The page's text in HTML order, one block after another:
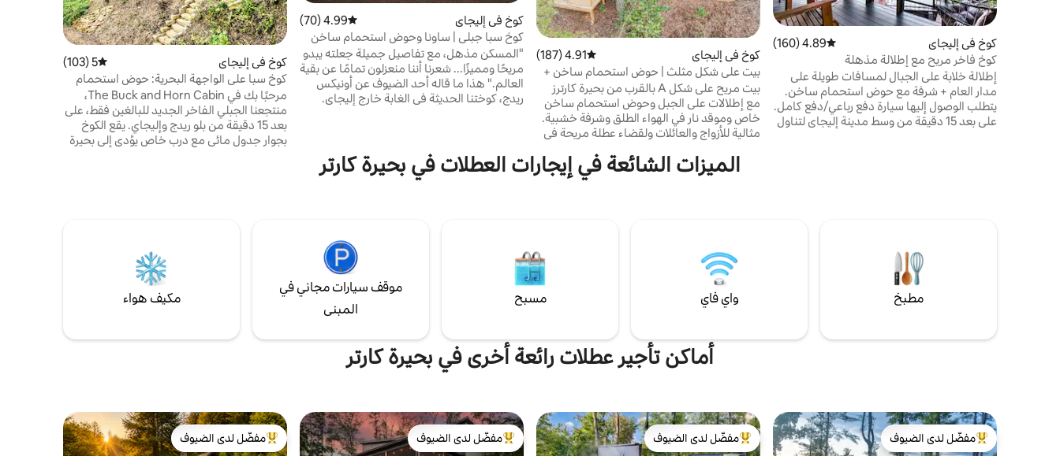
كوخ في إليجاي متوسط التقييم 4.89 من 5، 160 مراجعات
4.89 (160)
كوخ فاخر مريح مع إطلالة مذهلة
إطلالة خلابة على الجبال لمسافات طويلة على
مدار العام + شرفة مع حوض استحمام ساخن.
يتطلب الوصول إليها سيارة دفع رباعي/دفع كامل.
على بعد 15 دقيقة من وسط مدينة إليجاي لتناول
ونموذج التحقق على panoramicparadise dot
كوخ في إليجاي متوسط التقييم 4.91 من 5، 187 مراجعات
4.91 (187)
بيت على شكل مثلث | حوض استحمام ساخن +
موقد نار خارجي | بحيرة كارتربيت مريح على شكل A بالقرب من بحيرة كارترز
مع إطلالات على الجبل وحوض استحمام ساخن
خاص وموقد نار في الهواء الطلق وشرفة خشبية.
مثالية للأزواج والعائلات ولقضاء عطلة مريحة في
استحمام ساخن خاص إطلالات على الجبل موقد
النار سطح مع منطقة لتناول الطعام في الهواء
واحد إلى شاطئ هاريس برانش - شاطئ عائلي
موسمي
كوخ في إليجاي متوسط التقييم 4.99 من 5، 70 مراجعات
4.99 (70)
كوخ سبا جبلي | ساونا وحوض استحمام ساخن
وموقد نار خارجي
"المسكن مذهل، مع تفاصيل جميلة جعلته يبدو
مريحًا ومميزًا... شعرنا أننا منعزلون تمامًا عن بقية
العالم." هذا ما قاله أحد الضيوف عن أونيكس
ريدج، كوختنا الحديثة في الغابة خارج إليجاي.
المتوهجة تحت الأضواء المتسلسلة. يتسع لستة
أشخاص: غرفتان بسريرين بحجم كينغ وغرفة
كوخ في إليجاي متوسط التقييم 5 من 5، 103 مراجعات
5 (103)
كوخ سبا على الواجهة البحرية: حوض استحمام
ساخن، حوض غطس بارد، ساونا
مرحبًا بك في The Buck and Horn Cabin،
منتجعنا الجبلي الفاخر الجديد للبالغين فقط، على
بعد 15 دقيقة من بلو ريدج وإليجاي. يقع الكوخ
بجوار جدول مائي مع درب خاص يؤدي إلى بحيرة
قوارب الكاياك + قوارب التجديف
الميزات الشائعة في إيجارات العطلات في بحيرة كارتر
مطبخ واي فاي مسبح
موقف سيارات مجاني في
المبنى
مكيف هواء
أماكن تأجير عطلات رائعة أخرى في بحيرة كارتر
من أبرز البيوت المفضّلة لدى الضيوف
مفضّل لدى الضيوف
من أبرز البيوت المفضّلة لدى الضيوف
مفضّل لدى الضيوف
من أبرز البيوت المفضّلة لدى الضيوف
مفضّل لدى الضيوف
من أبرز البيوت المفضّلة لدى الضيوف
مفضّل لدى الضيوف